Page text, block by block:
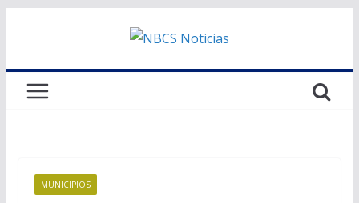
MUNICIPIOS